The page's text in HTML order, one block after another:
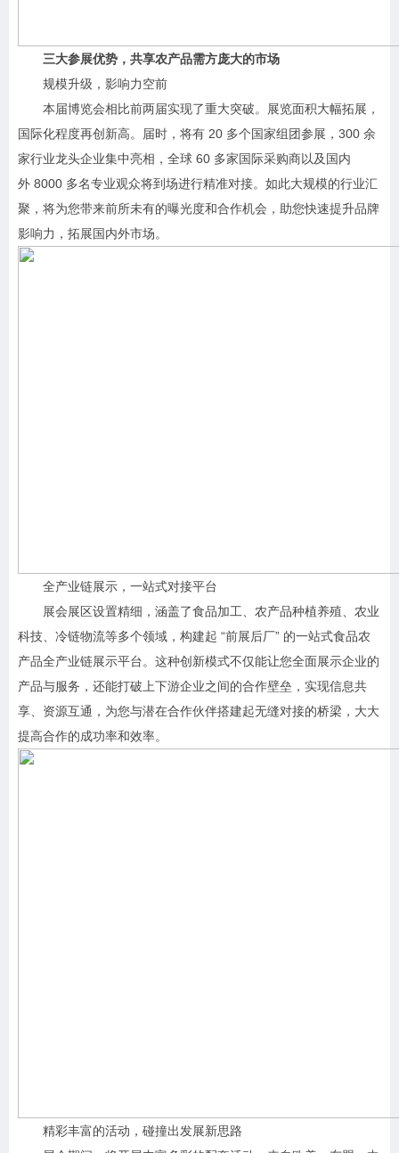
三大参展优势，共享农产品需方庞大的市场
规模升级，影响力空前
本届博览会相比前两届实现了重大突破。展览面积大幅拓展，
国际化程度再创新高。届时，将有 20 多个国家组团参展，300 余
家行业龙头企业集中亮相，全球 60 多家国际采购商以及国内
外 8000 多名专业观众将到场进行精准对接。如此大规模的行业汇
聚，将为您带来前所未有的曝光度和合作机会，助您快速提升品牌
影响力，拓展国内外市场。
全产业链展示，一站式对接平台
展会展区设置精细，涵盖了食品加工、农产品种植养殖、农业
科技、冷链物流等多个领域，构建起 “前展后厂” 的一站式食品农
产品全产业链展示平台。这种创新模式不仅能让您全面展示企业的
产品与服务，还能打破上下游企业之间的合作壁垒，实现信息共
享、资源互通，为您与潜在合作伙伴搭建起无缝对接的桥梁，大大
提高合作的成功率和效率。
精彩丰富的活动，碰撞出发展新思路